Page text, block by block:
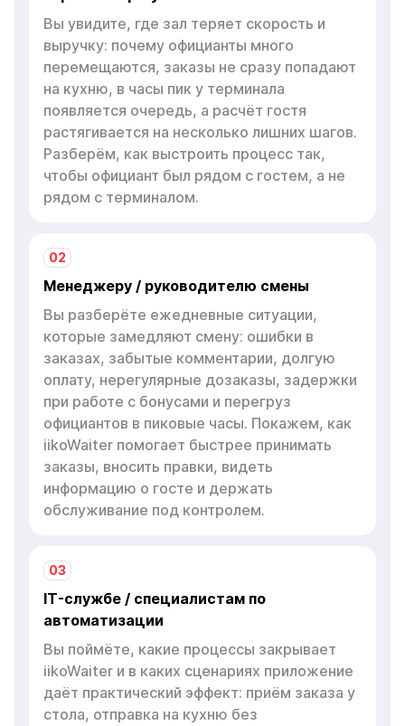
Вы увидите, где зал теряет скорость и
выручку: почему официанты много
перемещаются, заказы не сразу попадают
на кухню, в часы пик у терминала
появляется очередь, а расчёт гостя
растягивается на несколько лишних шагов.
Разберём, как выстроить процесс так,
чтобы официант был рядом с гостем, а не
рядом с терминалом.
02
Менеджеру / руководителю смены
Вы разберёте ежедневные ситуации,
которые замедляют смену: ошибки в
заказах, забытые комментарии, долгую
оплату, нерегулярные дозаказы, задержки
при работе с бонусами и перегруз
официантов в пиковые часы. Покажем, как
iikoWaiter помогает быстрее принимать
заказы, вносить правки, видеть
информацию о госте и держать
обслуживание под контролем.
03
IT-службе / специалистам по
автоматизации
Вы поймёте, какие процессы закрывает
iikoWaiter и в каких сценариях приложение
даёт практический эффект: приём заказа у
стола, отправка на кухню без